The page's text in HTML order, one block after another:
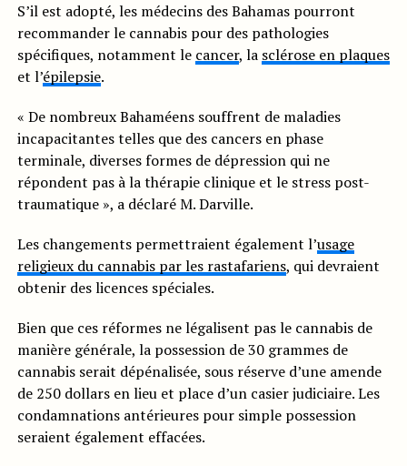
S’il est adopté, les médecins des Bahamas pourront
recommander le cannabis pour des pathologies
spécifiques, notamment le cancer, la sclérose en plaques
et l’épilepsie.
« De nombreux Bahaméens souffrent de maladies
incapacitantes telles que des cancers en phase
terminale, diverses formes de dépression qui ne
répondent pas à la thérapie clinique et le stress post-
traumatique », a déclaré M. Darville.
Les changements permettraient également l’usage
religieux du cannabis par les rastafariens, qui devraient
obtenir des licences spéciales.
Bien que ces réformes ne légalisent pas le cannabis de
manière générale, la possession de 30 grammes de
cannabis serait dépénalisée, sous réserve d’une amende
de 250 dollars en lieu et place d’un casier judiciaire. Les
condamnations antérieures pour simple possession
seraient également effacées.